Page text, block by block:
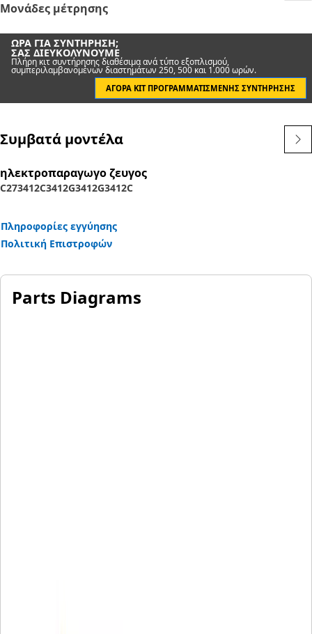
Μονάδες μέτρησης
ΏΡΑ ΓΙΑ ΣΥΝΤΉΡΗΣΗ;
ΣΑΣ ΔΙΕΥΚΟΛΎΝΟΥΜΕ
Πλήρη κιτ συντήρησης διαθέσιμα ανά τύπο εξοπλισμού,
συμπεριλαμβανομένων διαστημάτων 250, 500 και 1.000 ωρών.
ΑΓΟΡΆ ΚΙΤ ΠΡΟΓΡΑΜΜΑΤΙΣΜΈΝΗΣ ΣΥΝΤΉΡΗΣΗΣ
Συμβατά μοντέλα
ηλεκτροπαραγωγο ζευγος
C273412C3412G3412G3412C
Πληροφορίες εγγύησης
Πολιτική Επιστροφών
Parts Diagrams